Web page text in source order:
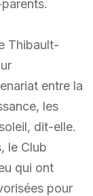
Thibault-
entre la
les
dit-elle.
le Club
qui ont
pour